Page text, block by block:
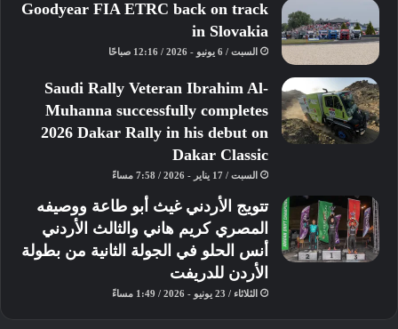
Goodyear FIA ETRC back on track
in Slovakia
السبت / 6 يونيو - 2026 / 12:16 صباحًا
Saudi Rally Veteran Ibrahim Al-
Muhanna successfully completes
2026 Dakar Rally in his debut on
Dakar Classic
السبت / 17 يناير - 2026 / 7:58 مساءً
تتويج الأردني غيث أبو طاعة ووصيفه
المصري كريم هاني والثالث الأردني
أنس الحلو في الجولة الثانية من بطولة
الأردن للدريفت
الثلاثاء / 23 يونيو - 2026 / 1:49 مساءً